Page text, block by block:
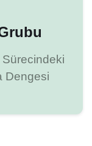
Sürecindeki
Dengesi